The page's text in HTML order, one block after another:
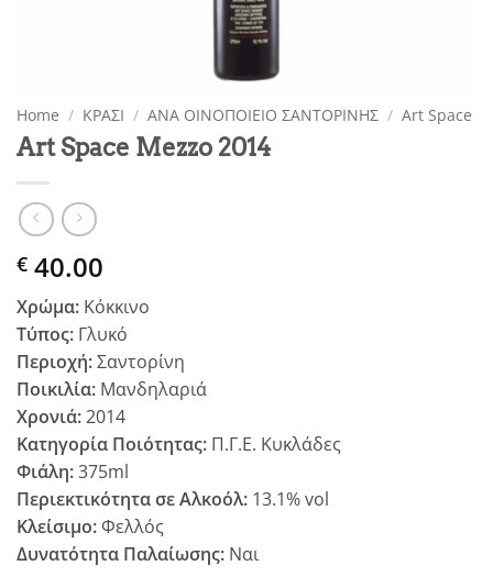
Home / ΚΡΑΣΙ / ΑΝΑ ΟΙΝΟΠΟΙΕΙΟ ΣΑΝΤΟΡΙΝΗΣ / Art Space
Art Space Mezzo 2014
€ 40.00
Χρώμα: Κόκκινο
Τύπος: Γλυκό
Περιοχή:Σαντορίνη
Ποικιλία: Μανδηλαριά
Χρονιά:2014
Κατηγορία Ποιότητας: Π.Γ.Ε. Κυκλάδες
Φιάλη:375ml
Περιεκτικότητα σε Αλκοόλ: 13.1% vol
Κλείσιμο:Φελλός
Δυνατότητα Παλαίωσης: Ναι